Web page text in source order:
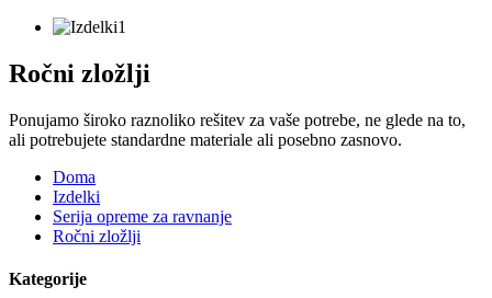
Ročni zložlji
Ponujamo široko raznoliko rešitev za vaše potrebe, ne glede na to,
ali potrebujete standardne materiale ali posebno zasnovo.
Doma
Izdelki
Serija opreme za ravnanje
Ročni zložlji
Kategorije